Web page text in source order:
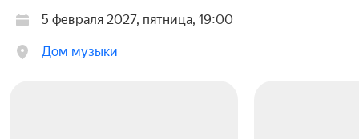
5 февраля 2027, пятница, 19:00
Дом музыки